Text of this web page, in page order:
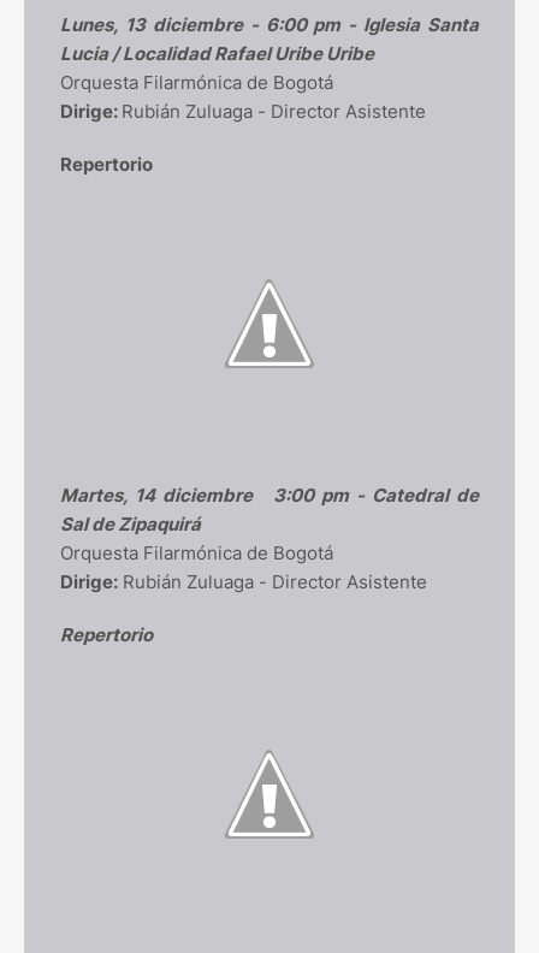
Lunes, 13 diciembre - 6:00 pm - Iglesia Santa
Lucia / Localidad Rafael Uribe Uribe
Orquesta Filarmónica de Bogotá
Dirige: Rubián Zuluaga - Director Asistente
Repertorio
Martes, 14 diciembre
3:00 pm - Catedral de
Sal de Zipaquirá
Orquesta Filarmónica de Bogotá
Dirige: Rubián Zuluaga - Director Asistente
Repertorio